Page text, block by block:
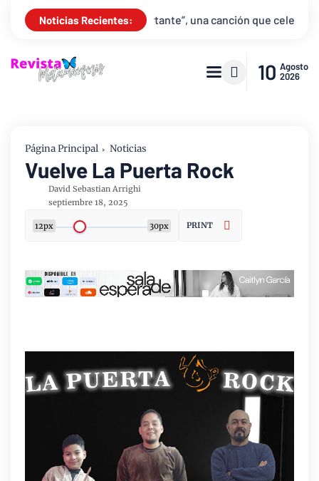
Noticias Recientes:
“Lo Más Importante”, una canción que celebra el amor de los
10 Agosto
2026
Página Principal Noticias
Vuelve La Puerta Rock
David Sebastian Arrighi
septiembre 18, 2025
12px 30px PRINT